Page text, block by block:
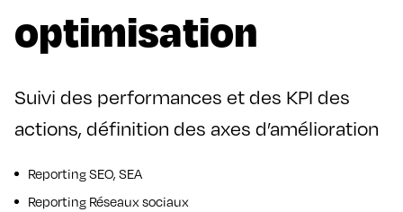
optimisation
Suivi des performances et des KPI des
actions, définition des axes d’amélioration
Reporting SEO, SEA
Reporting Réseaux sociaux